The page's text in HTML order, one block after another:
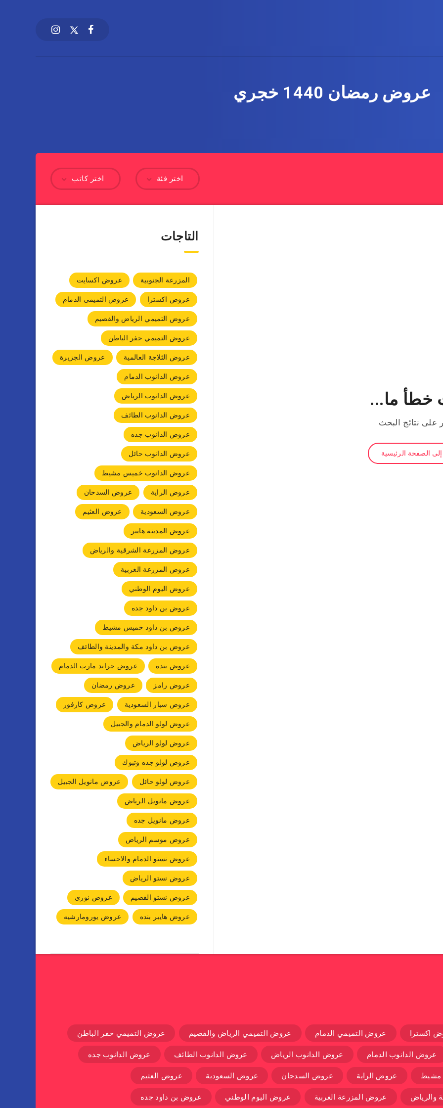
عروض رمضان 1440 خجري
اختر كاتب اختر فئة
ما...
على نتائج البحث
الصفحة الرئيسية
التاجات
المزرعة الجنوبية
عروض اكسايت
عروض اكسترا
عروض التميمي الدمام
عروض التميمي الرياض والقصيم
عروض التميمي حفر الباطن
عروض الثلاجة العالمية
عروض الجزيرة
عروض الدانوب الدمام
عروض الدانوب الرياض
عروض الدانوب الطائف
عروض الدانوب جده
عروض الدانوب حائل
عروض الدانوب خميس مشيط
عروض الراية
عروض السدحان
عروض السعودية
عروض العثيم
عروض المدينة هايبر
عروض المزرعة الشرقية والرياض
عروض المزرعة الغربية
عروض اليوم الوطني
عروض بن داود جده
عروض بن داود خميس مشيط
عروض بن داود مكة والمدينة والطائف
عروض بنده
عروض جراند مارت الدمام
عروض رامز
عروض رمضان
عروض سبار السعودية
عروض كارفور
عروض لولو الدمام والجبيل
عروض لولو الرياض
عروض لولو جده وتبوك
عروض لولو حائل
عروض مانويل الجبيل
عروض مانويل الرياض
عروض مانويل جده
عروض موسم الرياض
عروض نستو الدمام والاحساء
عروض نستو الرياض
عروض نستو القصيم
عروض نوري
عروض هايبر بنده
عروض يورومارشيه
اكسترا عروض التميمي الدمام عروض التميمي الرياض والقصيم عروض التميمي حفر الباطن
عروض الدانوب الدمام عروض الدانوب الرياض عروض الدانوب الطائف عروض الدانوب جده
مشيط عروض الراية عروض السدحان عروض السعودية عروض العثيم
والرياض عروض المزرعة الغربية عروض اليوم الوطني عروض بن داود جده